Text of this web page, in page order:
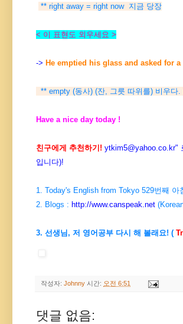
** right away = right now 지금 당장
< 이 표현도 외우세요 >
-> He emptied his glass and asked for a
** empty (동사) (잔, 그릇 따위를) 비우다.
Have a nice day today !
친구에게 추천하기! ytkim5@yahoo.co.kr"
입니다)!
1. Today's English from Tokyo 529번째
2. Blogs : http://www.canspeak.net
3. 선생님, 저 영어공부 다시 해 볼래요! (
작성자: Johnny 시간: 오전 6:51
댓글 없음: